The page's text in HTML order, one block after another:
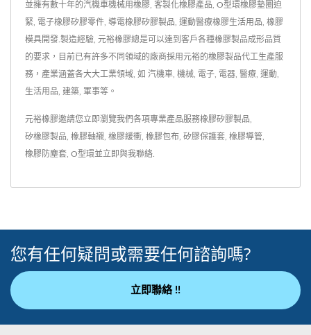
並擁有數十年的汽機車機械用橡膠, 客製化橡膠產品, O型環橡膠墊圈迫
緊, 電子橡膠矽膠零件, 導電橡膠矽膠製品, 運動醫療橡膠生活用品, 橡膠
模具開發.製造經驗, 元裕橡膠總是可以達到客戶各種橡膠製品成形品質
的要求，目前已有許多不同領域的廠商採用元裕的橡膠製品代工生產服
務，產業涵蓋各大大工業領域, 如 汽機車, 機械, 電子, 電器, 醫療, 運動,
生活用品, 建築, 軍事等。
元裕橡膠邀請您立即瀏覽我們各項專業產品服務橡膠矽膠製品,
矽橡膠製品, 橡膠軸襯, 橡膠緩衝, 橡膠包布, 矽膠保護套, 橡膠導管,
橡膠防塵套, O型環並立即與我聯絡.
您有任何疑問或需要任何諮詢嗎?
立即聯絡 !!